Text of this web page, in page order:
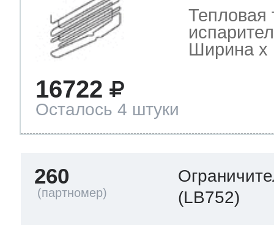
Тепловая
Ширина х
16722
Осталось 4 штуки
260
(LB752)